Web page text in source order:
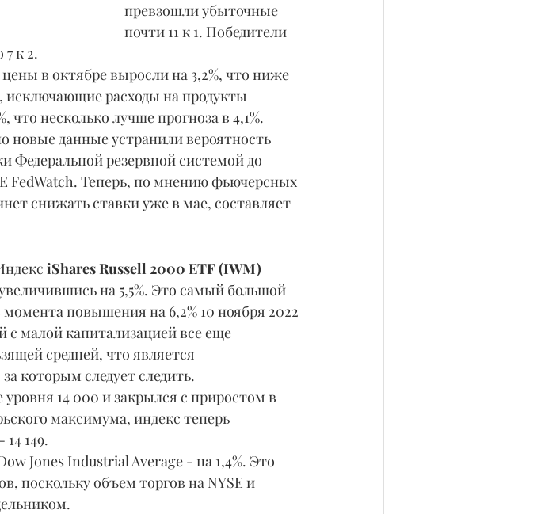
превзошли убыточные
почти 11 к 1. Победители
к 2.
исключающие расходы на продукты
несколько лучше прогноза в 4,1%.
новые данные устранили вероятность
Федеральной резервной системой до
FedWatch. Теперь, по мнению фьючерсных
снижать ставки уже в мае, составляет
iShares Russell 2000 ETF (IWM)
на 5,5%. Это самый большой
повышения на 6,2% 10 ноября 2022
с малой капитализацией все еще
средней, что является
которым следует следить.
максимума, индекс теперь
149.
поскольку объем торгов на NYSE и